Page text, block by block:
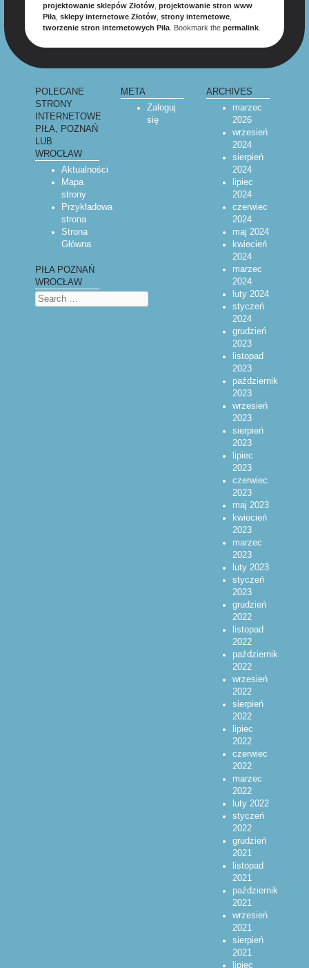
projektowanie sklepów Złotów, projektowanie stron www
Piła, sklepy internetowe Złotów, strony internetowe,
tworzenie stron internetowych Piła. Bookmark the permalink.
POLECANE
STRONY
INTERNETOWE
PIŁA, POZNAŃ
LUB
WROCŁAW
Aktualności
Mapa
strony
Przykładowa
strona
Strona
Główna
PIŁA POZNAŃ
WROCŁAW
Search
META
Zaloguj
się
ARCHIVES
marzec
2026
wrzesień
2024
sierpień
2024
lipiec
2024
czerwiec
2024
maj 2024
kwiecień
2024
marzec
2024
luty 2024
styczeń
2024
grudzień
2023
listopad
2023
październik
2023
wrzesień
2023
sierpień
2023
lipiec
2023
czerwiec
2023
maj 2023
kwiecień
2023
marzec
2023
luty 2023
styczeń
2023
grudzień
2022
listopad
2022
październik
2022
wrzesień
2022
sierpień
2022
lipiec
2022
czerwiec
2022
marzec
2022
luty 2022
styczeń
2022
grudzień
2021
listopad
2021
październik
2021
wrzesień
2021
sierpień
2021
lipiec